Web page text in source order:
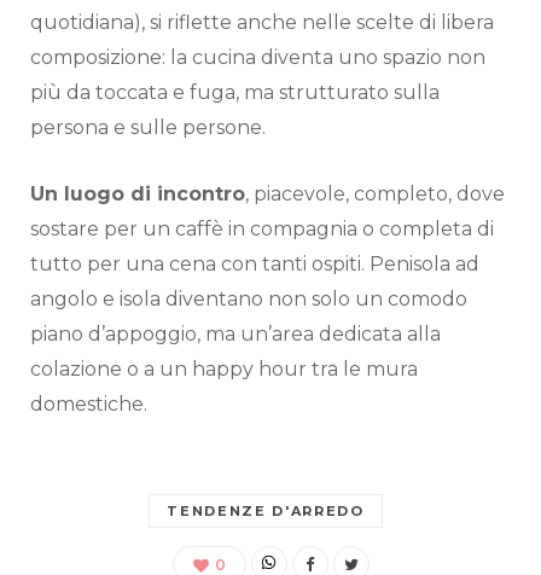
quotidiana), si riflette anche nelle scelte di libera
composizione: la cucina diventa uno spazio non
più da toccata e fuga, ma strutturato sulla
persona e sulle persone.
Un luogo di incontro, piacevole, completo, dove
sostare per un caffè in compagnia o completa di
tutto per una cena con tanti ospiti. Penisola ad
angolo e isola diventano non solo un comodo
piano d’appoggio, ma un’area dedicata alla
colazione o a un happy hour tra le mura
domestiche.
TENDENZE D'ARREDO
0